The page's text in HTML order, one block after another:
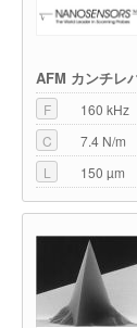
AFM カンチレ
F
160 kHz
C
7.4 N/m
L
150 µm